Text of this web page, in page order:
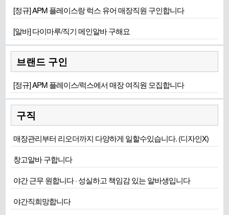
[정규] APM 플레이스랑 럭스 유어 매장직원 구인합니다
[알바] 다이마루/직기 메인알바 구해요
브랜드 구인
[정규] APM 플레이스/럭스에서 매장 여직원 모집합니다
구직
매장관리부터 리오더까지 다양하게 일할수있습니다. (디자인X)
창고알바 구합니다
야간 근무 원합니다 · 성실하고 책임감 있는 알바생입니다
야간직희망합니다